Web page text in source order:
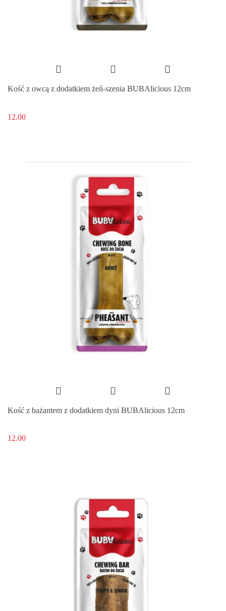
Kość z owcą z dodatkiem żeń-szenia BUBAlicious 12cm
12.00
Kość z bażantem z dodatkiem dyni BUBAlicious 12cm
12.00